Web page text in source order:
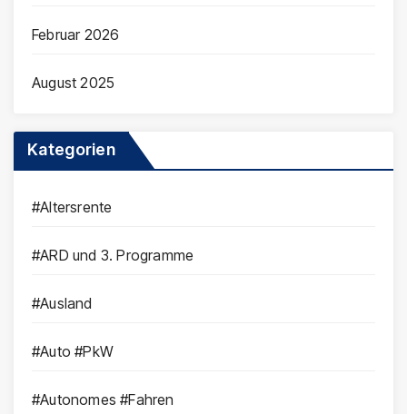
Februar 2026
August 2025
Kategorien
#Altersrente
#ARD und 3. Programme
#Ausland
#Auto #PkW
#Autonomes #Fahren